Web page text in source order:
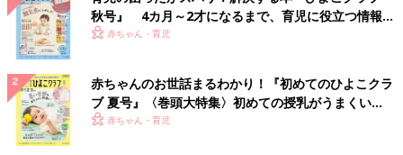
秋号』 4カ月～2才になるまで、育児に役立つ情報が
いっぱい！
赤ちゃん・育児
赤ちゃんのお世話まるわかり！『初めてのひよこクラ
ブ 夏号』〈巻頭大特集〉初めての授乳がうまくい
く！ おっぱい・ミルクの基本と夏のトラブル 解決テ
赤ちゃん・育児